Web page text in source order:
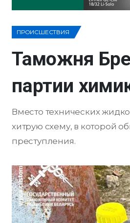
ПРОИСШЕСТВИЯ
Таможня
партии
Вместо технических
хитрую схему, в которой
преступления.